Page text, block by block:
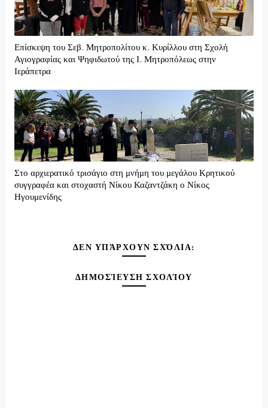
Επίσκεψη του Σεβ. Μητροπολίτου κ. Κυρίλλου στη Σχολή
Αγιογραφίας και Ψηφιδωτού της Ι. Μητροπόλεως στην
Ιεράπετρα
Στο αρχιερατικό τρισάγιο στη μνήμη του μεγάλου Κρητικού
συγγραφέα και στοχαστή Νίκου Καζαντζάκη ο Νίκος
Ηγουμενίδης
ΔΕΝ ΥΠΆΡΧΟΥΝ ΣΧΌΛΙΑ:
ΔΗΜΟΣΊΕΥΣΗ ΣΧΟΛΊΟΥ